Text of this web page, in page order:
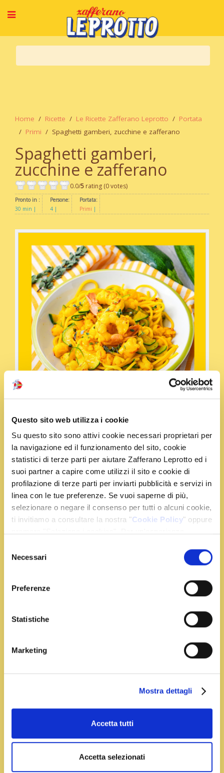
Questo sito web utilizza i cookie
Su questo sito sono attivi cookie necessari proprietari per
la navigazione ed il funzionamento del sito, cookie
statistici di terze parti per aiutare Zafferano Leprotto ed i
suoi partner a capire come utilizzi il sito e cookie di
profilazione di terze parti per inviarti pubblicità e servizi in
linea con le tue preferenze. Se vuoi saperne di più,
selezionare o negare il consenso per tutti o alcuni cookie,
ti invitiamo a consultare la nostra "Cookie Policy" oppure
delNecessari
Preferenze
Statistiche
Marketing
Mostra dettagli
Accetta tutti
Accetta selezionati
Home Ricette Le Ricette Zafferano Leprotto
Portata
Primi
Spaghetti gamberi, zucchine e zafferano
Spaghetti gamberi,
zucchine e zafferano
0.0/5 rating (0 votes)
Pronto in :
30 min
Persone:
4
Portata:
Primi
Condividi la ricetta
Ingredienti
300 g di gamberi
100 g di panna fresca
Maggiorana q.b.
tegame versate olio e scalogno tritato e fate
soffriggere a fiamma medio-bassa.
Aggiungete le zucchine, salatele e lasciatele